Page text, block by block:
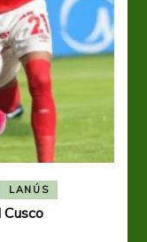
LANÚS
Cusco